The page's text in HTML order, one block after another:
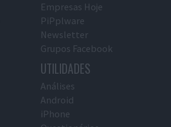
Empresas Hoje
PiPplware
Newsletter
Grupos Facebook
UTILIDADES
Análises
Android
iPhone